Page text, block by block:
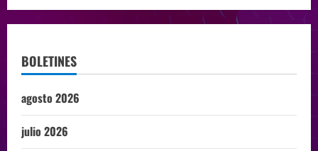
BOLETINES
agosto 2026
julio 2026